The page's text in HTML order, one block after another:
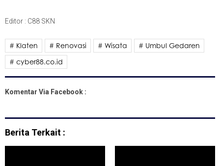
Editor : C88 SKN
# Klaten # Renovasi # Wisata
# Umbul Gedaren
# cyber88.co.id
Komentar Via Facebook :
Berita Terkait :